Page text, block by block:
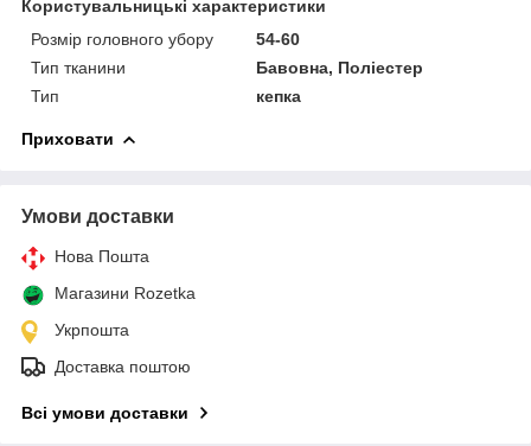
Користувальницькі характеристики
Розмір головного убору
54-60
Тип тканини
Бавовна, Поліестер
Тип
кепка
Приховати
Умови доставки
Нова Пошта
Магазини Rozetka
Укрпошта
Доставка поштою
Всі умови доставки